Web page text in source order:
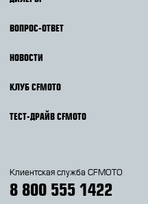
ВОПРОС-ОТВЕТ
НОВОСТИ
КЛУБ CFMOTO
ТЕСТ-ДРАЙВ CFMOTO
Клиентская служба CFMOTO
8 800 555 1422